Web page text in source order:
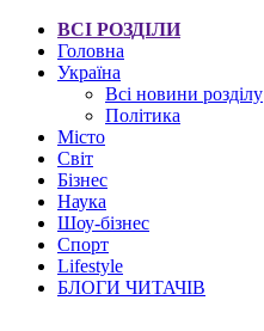
ВСІ РОЗДІЛИ
Головна
Україна
Всі новини розділу
Політика
Місто
Світ
Бізнес
Наука
Шоу-бізнес
Спорт
Lifestyle
БЛОГИ ЧИТАЧІВ